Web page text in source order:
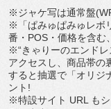
※ジャケ写は通常盤
※「ぱみゅぱみゅレボ
番・POS・価格を含む
※“きゃりーのエンド
アクセスし、商品帯の
すると抽選で「オリジ
ント!
※特設サイト URL も